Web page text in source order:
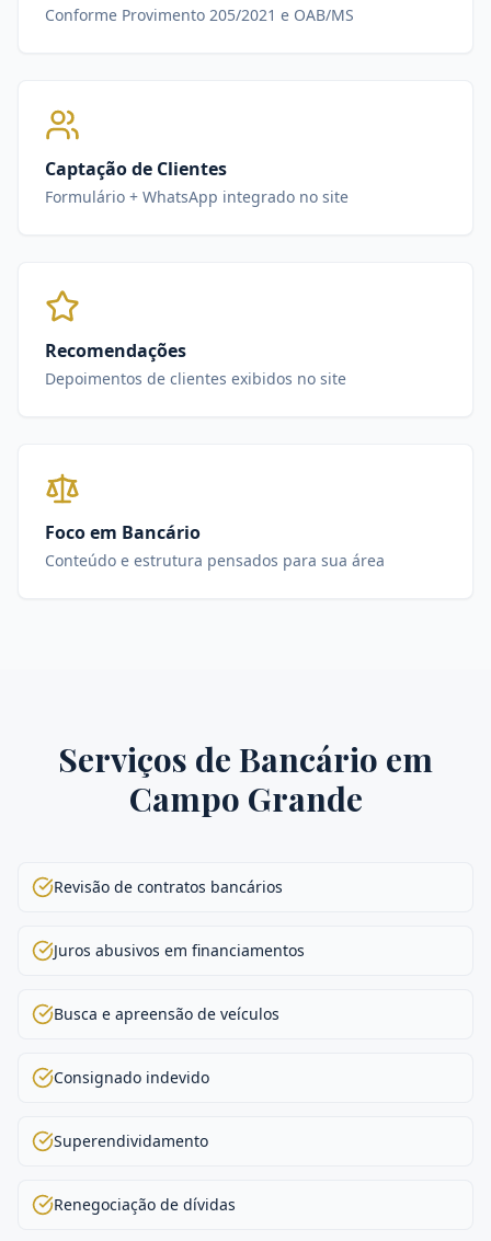
Conforme Provimento 205/2021 e OAB/MS
Captação de Clientes
Formulário + WhatsApp integrado no site
Recomendações
Depoimentos de clientes exibidos no site
Foco em Bancário
Conteúdo e estrutura pensados para sua área
Serviços de Bancário em
Campo Grande
Revisão de contratos bancários
Juros abusivos em financiamentos
Busca e apreensão de veículos
Consignado indevido
Superendividamento
Renegociação de dívidas